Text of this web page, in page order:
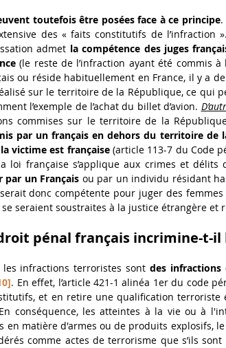
toutefois être posées face à ce principe.
des « faits constitutifs de l’infraction
admet la compétence des juges
(le reste de l’infraction ayant été commis à
ou réside habituellement en France, il y a
sur le territoire de la République, ce qui
l’exemple de l’achat du billet d’avion.
commises sur le territoire de la
par un français en dehors du territoire de
victime est française (article 113-7 du Code
loi française s’applique aux crimes et délits
par un Français ou par un individu résidant
donc compétente pour juger des
se seraient soustraites à la justice étrangère et
pénal français incrimine-t-il
infractions terroristes sont des
. En effet, l’article 421-1 alinéa 1er du code
et en retire une qualification terroriste
conséquence, les atteintes à la vie ou à
en matière d'armes ou de produits explosifs,
comme actes de terrorisme que s’ils